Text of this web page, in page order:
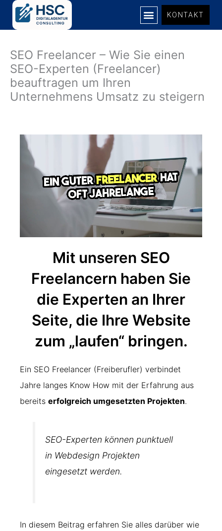
Zum
springen
KONTAKT
SEO Freelancer – Wie Sie einen
SEO-Experten (Freelancer)
beauftragen um Ihren
Unternehmens Umsatz zu steigern
Mit unseren SEO
Freelancern haben Sie
die Experten an Ihrer
Seite, die Ihre Website
zum „laufen“ bringen.
Ein SEO Freelancer (Freiberufler) verbindet
Jahre langes Know How mit der Erfahrung aus
bereits erfolgreich umgesetzten Projekten.
SEO-Experten können punktuell
in Webdesign Projekten
eingesetzt werden.
In diesem Beitrag erfahren Sie alles darüber wie